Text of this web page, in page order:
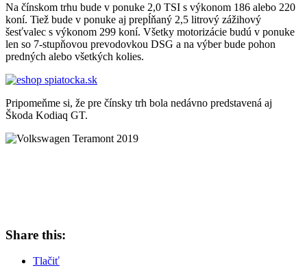
Na čínskom trhu bude v ponuke 2,0 TSI s výkonom 186 alebo 220
koní. Tiež bude v ponuke aj prepĺňaný 2,5 litrový zážihový
šesťvalec s výkonom 299 koní. Všetky motorizácie budú v ponuke
len so 7-stupňovou prevodovkou DSG a na výber bude pohon
predných alebo všetkých kolies.
Pripomeňme si, že pre čínsky trh bola nedávno predstavená aj
Škoda Kodiaq GT.
Share this:
Tlačiť